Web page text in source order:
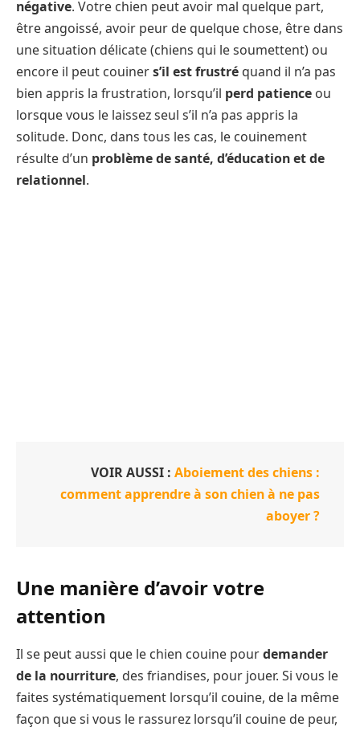
négative. Votre chien peut avoir mal quelque part,
être angoissé, avoir peur de quelque chose, être dans
une situation délicate (chiens qui le soumettent) ou
encore il peut couiners’il est frustré quand il n’a pas
bien appris la frustration, lorsqu’il perd patience ou
lorsque vous le laissez seul s’il n’a pas appris la
solitude. Donc, dans tous les cas, le couinement
résulte d’un problème de santé, d’éducation et de
relationnel.
VOIR AUSSI : Aboiement des chiens :
comment apprendre à son chien à ne pas
aboyer ?
Une manière d’avoir votre
attention
Il se peut aussi que le chien couine pourdemander
de la nourriture, des friandises, pour jouer. Si vous le
faites systématiquement lorsqu’il couine, de la même
façon que si vous le rassurez lorsqu’il couine de peur,